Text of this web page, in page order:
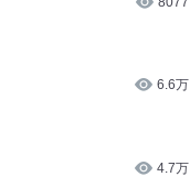
6.6万
4.7万